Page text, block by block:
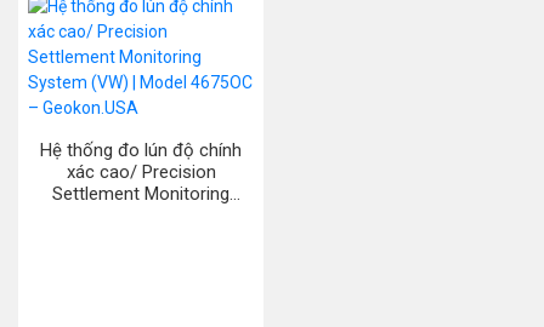
Hệ thống đo lún độ chính
xác cao/ Precision
Settlement Monitoring